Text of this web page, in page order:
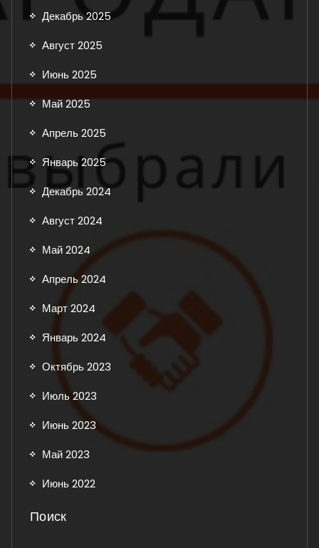
Декабрь 2025
Август 2025
Июнь 2025
Май 2025
Апрель 2025
Январь 2025
Декабрь 2024
Август 2024
Май 2024
Апрель 2024
Март 2024
Январь 2024
Октябрь 2023
Июль 2023
Июнь 2023
Май 2023
Июнь 2022
Поиск